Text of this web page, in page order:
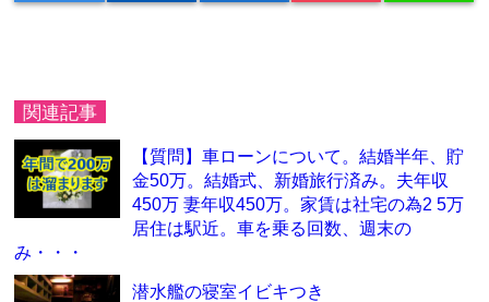
関連記事
【質問】車ローンについて。結婚半年、貯
金50万。結婚式、新婚旅行済み。夫年収
450万 妻年収450万。家賃は社宅の為2 5万
居住は駅近。車を乗る回数、週末の
み・・・
潜水艦の寝室イビキつき